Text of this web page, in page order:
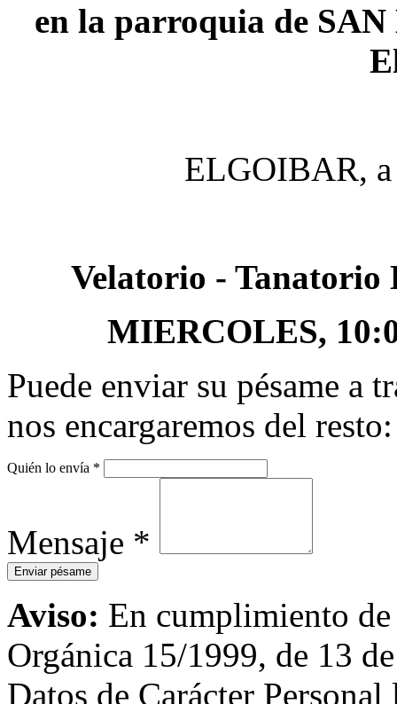
en la parroquia de
ELGOIBAR, a
Velatorio -
MIERCOLES,
Puede enviar su pésame a
nos encargaremos del resto:
Quién lo envía *
Mensaje *
Aviso: En cumplimiento
Orgánica 15/1999, de 13
Datos de Carácter